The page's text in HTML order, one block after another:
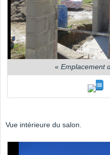
« Emplacement
Vue intérieure du salon.